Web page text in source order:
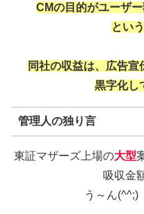
CMの目的がユーザ
とい
同社の収益は、広告宣
黒字化し
管理人の独り言
東証マザーズ上場の大型
吸収金
う～ん(^^;)